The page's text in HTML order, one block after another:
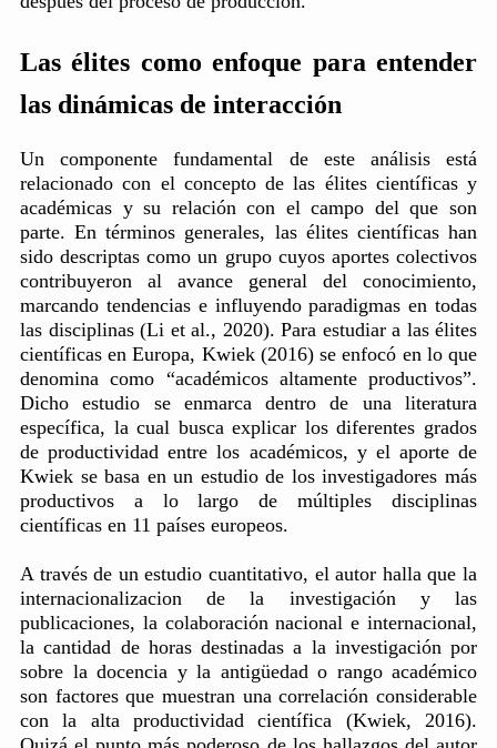
Las élites como enfoque para entender
las dinámicas de interacción
Un componente fundamental de este análisis está
relacionado con el concepto de las élites científicas y
académicas y su relación con el campo del que son
parte. En términos generales, las élites científicas han
sido descriptas como un grupo cuyos aportes colectivos
contribuyeron al avance general del conocimiento,
marcando tendencias e influyendo paradigmas en todas
las disciplinas (Li et al., 2020). Para estudiar a las élites
científicas en Europa, Kwiek (2016) se enfocó en lo que
denomina como “académicos altamente productivos”.
Dicho estudio se enmarca dentro de una literatura
específica, la cual busca explicar los diferentes grados
de productividad entre los académicos, y el aporte de
Kwiek se basa en un estudio de los investigadores más
productivos a lo largo de múltiples disciplinas
científicas en 11 países europeos.
A través de un estudio cuantitativo, el autor halla que la
internacionalizacion de la investigación y las
publicaciones, la colaboración nacional e internacional,
la cantidad de horas destinadas a la investigación por
sobre la docencia y la antigüedad o rango académico
son factores que muestran una correlación considerable
con la alta productividad científica (Kwiek, 2016).